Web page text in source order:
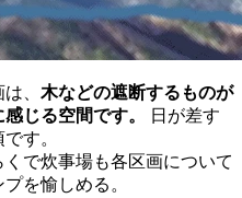
、 木などの遮断するものが
じる空間です。
日が差す
す。
で炊事場も各区画について
を愉しめる。